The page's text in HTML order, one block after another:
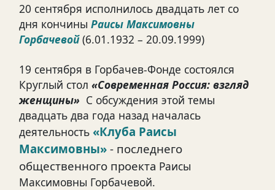
20 сентября исполнилось двадцать лет со
дня кончины Раисы Максимовны
Горбачевой (6.01.1932 – 20.09.1999)
19 сентября в Горбачев-Фонде состоялся
Круглый стол «Современная Россия: взгляд
женщины» С обсуждения этой темы
двадцать два года назад началась
деятельность «Клуба Раисы
Максимовны»- последнего
общественного проекта Раисы
Максимовны Горбачевой.